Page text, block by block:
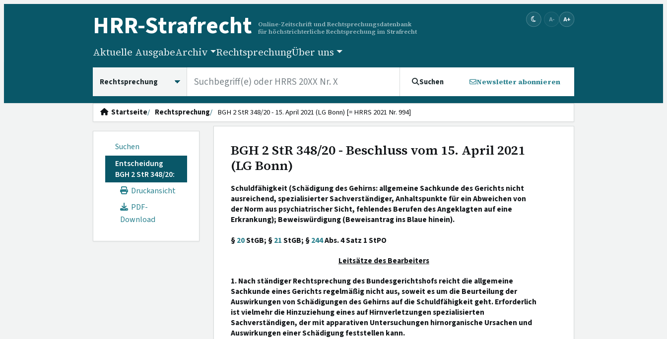
HRR-Strafrecht
Online-Zeitschrift und Rechtsprechungsdatenbank
für höchstrichterliche Rechtsprechung im Strafrecht
A- A+
Aktuelle AusgabeArchiv RechtsprechungÜber uns
Suchen Newsletter abonnieren
Startseite Rechtsprechung BGH 2 StR 348/20 - 15. April 2021 (LG Bonn) [= HRRS 2021 Nr. 994]
Suchen
Entscheidung
BGH 2 StR 348/20:
Druckansicht
PDF-
Download
BGH 2 StR 348/20 - Beschluss vom 15. April 2021
(LG Bonn)
Schuldfähigkeit (Schädigung des Gehirns: allgemeine Sachkunde des Gerichts nicht
ausreichend, spezialisierter Sachverständiger, Anhaltspunkte für ein Abweichen von
der Norm aus psychiatrischer Sicht, fehlendes Berufen des Angeklagten auf eine
Erkrankung); Beweiswürdigung (Beweisantrag ins Blaue hinein).
§20StGB; §21StGB; §244Abs. 4 Satz 1 StPO
Leitsätze des Bearbeiters
1. Nach ständiger Rechtsprechung des Bundesgerichtshofs reicht die allgemeine
Sachkunde eines Gerichts regelmäßig nicht aus, soweit es um die Beurteilung der
Auswirkungen von Schädigungen des Gehirns auf die Schuldfähigkeit geht. Erforderlich
ist vielmehr die Hinzuziehung eines auf Hirnverletzungen spezialisierten
Sachverständigen, der mit apparativen Untersuchungen hirnorganische Ursachen und
Auswirkungen einer Schädigung feststellen kann.